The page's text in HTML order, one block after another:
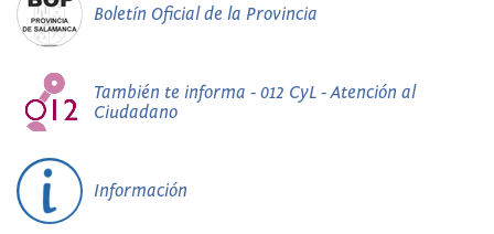
Boletín Oficial de la Provincia
También te informa - 012 CyL - Atención al
Ciudadano
Información